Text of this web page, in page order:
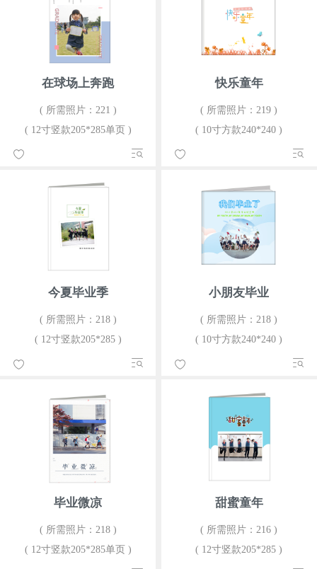
在球场上奔跑
( 所需照片：221 )
( 12寸竖款205*285单页 )
快乐童年
( 所需照片：219 )
( 10寸方款240*240 )
今夏毕业季
( 所需照片：218 )
( 12寸竖款205*285 )
小朋友毕业
( 所需照片：218 )
( 10寸方款240*240 )
毕业微凉
( 所需照片：218 )
( 12寸竖款205*285单页 )
甜蜜童年
( 所需照片：216 )
( 12寸竖款205*285 )